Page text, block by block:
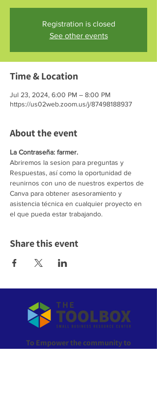
Registration is closed
See other events
Time & Location
Jul 23, 2024, 6:00 PM – 8:00 PM
https://us02web.zoom.us/j/87498188937
About the event
La Contraseña: farmer.
Abriremos la sesion para preguntas y
Respuestas, así como la oportunidad de
reunirnos con uno de nuestros expertos de
Canva para obtener asesoramiento y
asistencia técnica en cualquier proyecto en
el que pueda estar trabajando.
Share this event
To Empower the community to